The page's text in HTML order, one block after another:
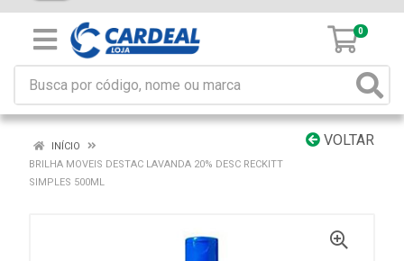
0
VOLTAR
INÍCIO
BRILHA MOVEIS DESTAC LAVANDA 20% DESC RECKITT
SIMPLES 500ML